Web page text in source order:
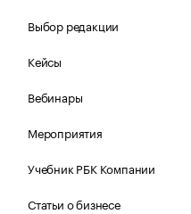
Выбор редакции
Кейсы
Вебинары
Мероприятия
Учебник РБК Компании
Статьи о бизнесе